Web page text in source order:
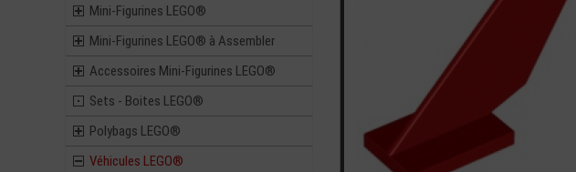
Mini-Figurines LEGO®
Mini-Figurines LEGO® à Assembler
Accessoires Mini-Figurines LEGO®
Sets - Boites LEGO®
Polybags LEGO®
Véhicules LEGO®